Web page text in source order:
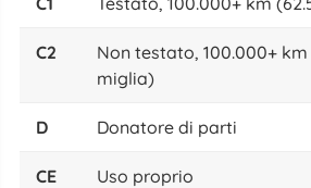
C2
Non testato, 100.000+
miglia)
D Donatore di parti
CE Uso proprio